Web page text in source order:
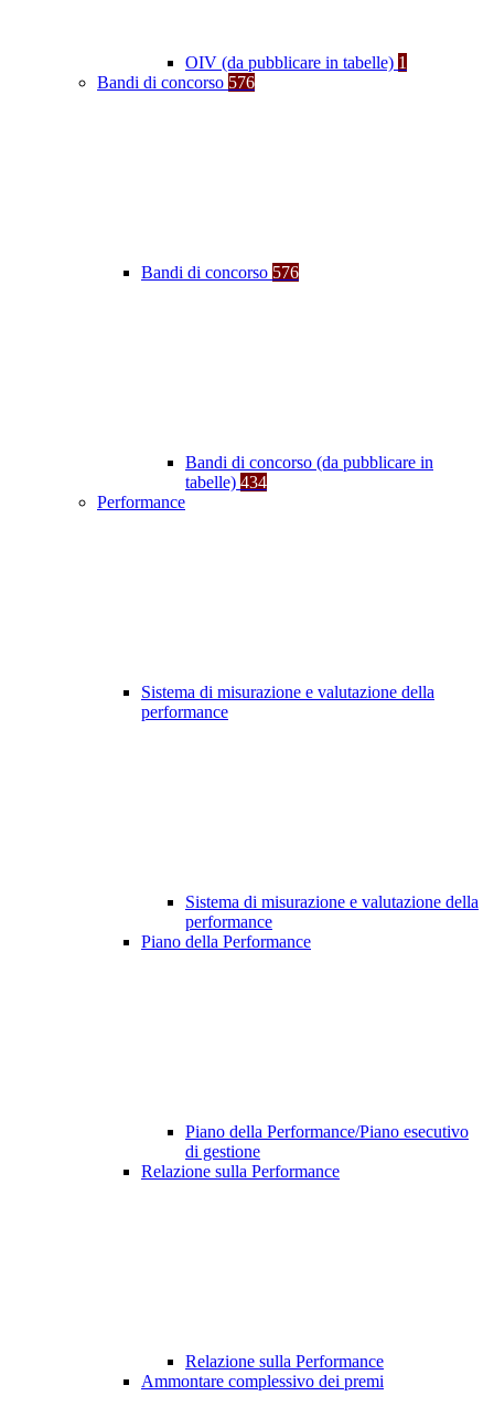
OIV (da pubblicare in tabelle) 1
Bandi di concorso 576
Bandi di concorso 576
Bandi di concorso (da pubblicare in
tabelle) 434
Performance
Sistema di misurazione e valutazione della
performance
Sistema di misurazione e valutazione della
performance
Piano della Performance
Piano della Performance/Piano esecutivo
di gestione
Relazione sulla Performance
Relazione sulla Performance
Ammontare complessivo dei premi